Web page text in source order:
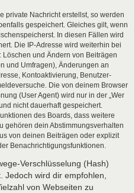
private Nachricht erstellst, so werden
gespeichert. Gleiches gilt, wenn
In diesen Fällen wird
Die IP-Adresse wird weiterhin bei
und Ändern von Beiträgen
und Umfragen), Änderungen an
Kontoaktivierung, Benutzer-
Die von deinem Browser
(User Agent) wird nur in der „Wer
nicht dauerhaft gespeichert.
des Boards, dass weitere
gehören dein Abstimmungsverhalten
von deinen Beiträgen oder explizit
Benachrichtigungsfunktionen.
Verschlüsselung (Hash)
Jedoch wird dir empfohlen,
von Webseiten zu